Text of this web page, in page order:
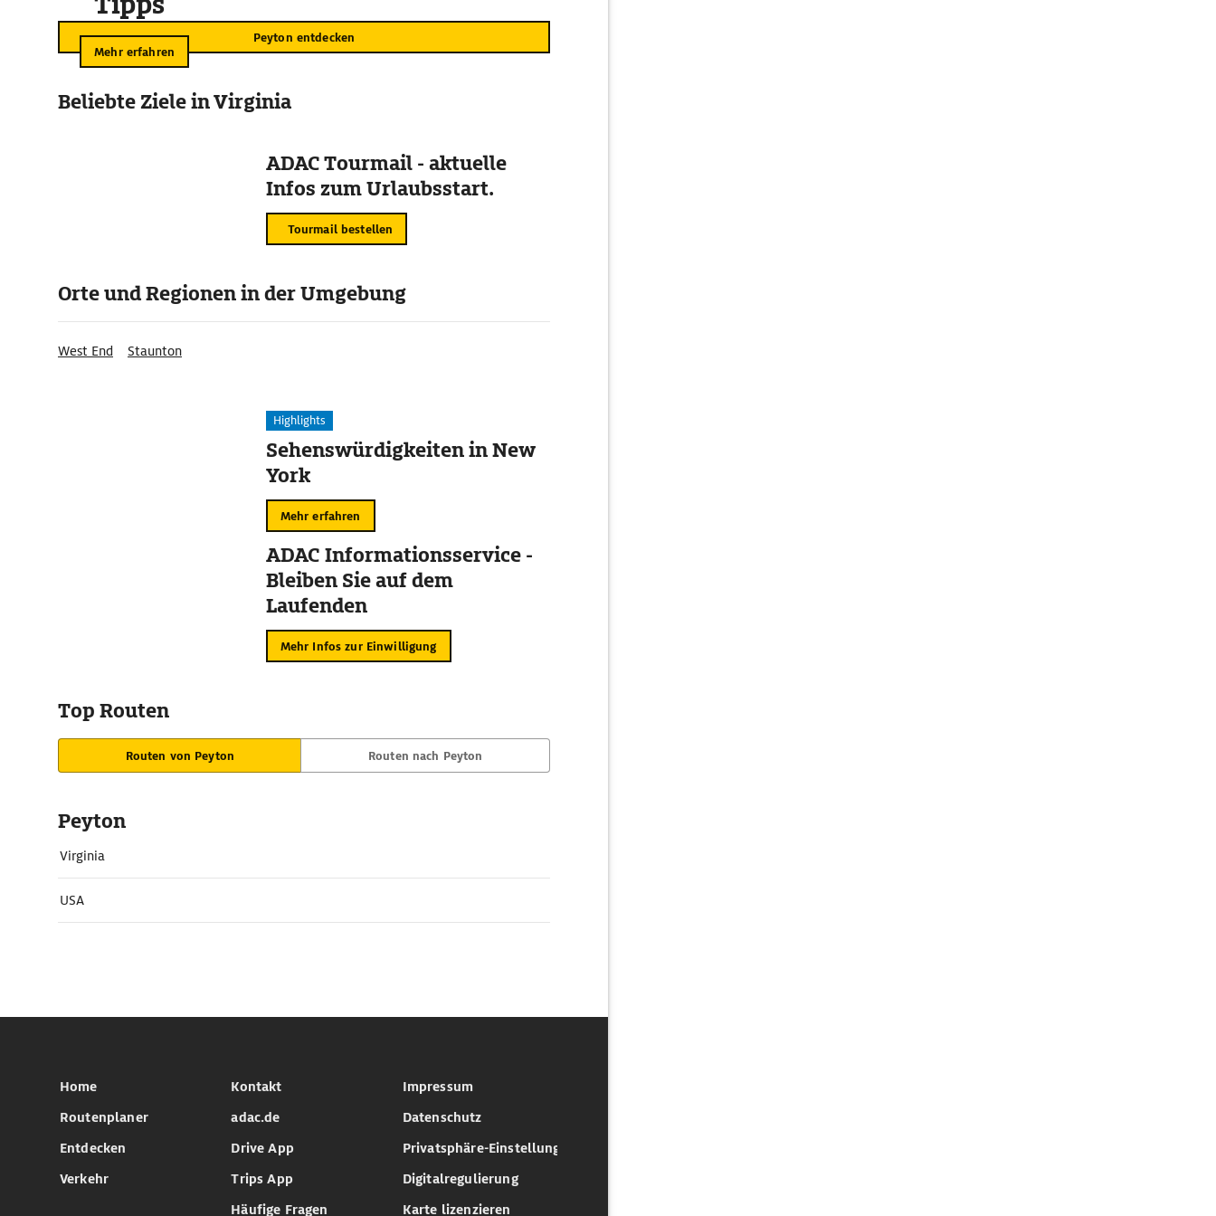
Peyton entdecken
Mehr erfahren
Beliebte Ziele in Virginia
ADAC Tourmail - aktuelle
Infos zum Urlaubsstart.
Tourmail bestellen
Orte und Regionen in der Umgebung
West End Staunton
Highlights
Sehenswürdigkeiten in New
York
Mehr erfahren
ADAC Informationsservice -
Bleiben Sie auf dem
Laufenden
Mehr Infos zur Einwilligung
Top Routen
Routen von Peyton Routen nach Peyton
Peyton
Virginia
USA
Home
Routenplaner
Entdecken
Verkehr
Kontakt
adac.de
Drive App
Trips App
Häufige Fragen
Impressum
Datenschutz
Privatsphäre-Einstellungen
Digitalregulierung
Karte lizenzieren